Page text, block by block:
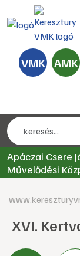
VMK AMK
Apáczai Csere
Művelődési
XVI.